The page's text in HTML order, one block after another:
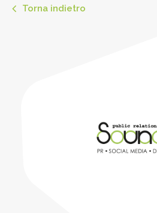
Torna indietro